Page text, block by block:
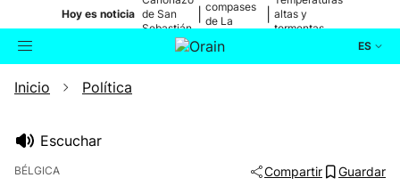
Hoy es noticia de San
Sebastián
compases
de La
altas y
tormentas
ES
Buscador
Inicio Política
Escuchar
BÉLGICA Compartir Guardar